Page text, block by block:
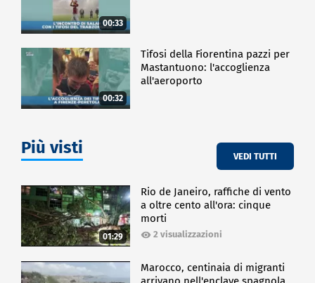
00:33
00:32
Tifosi della Fiorentina pazzi per
Mastantuono: l'accoglienza
all'aeroporto
Più visti VEDI TUTTI
01:29
Rio de Janeiro, raffiche di vento
a oltre cento all'ora: cinque
morti
2 visualizzazioni
Marocco, centinaia di migranti